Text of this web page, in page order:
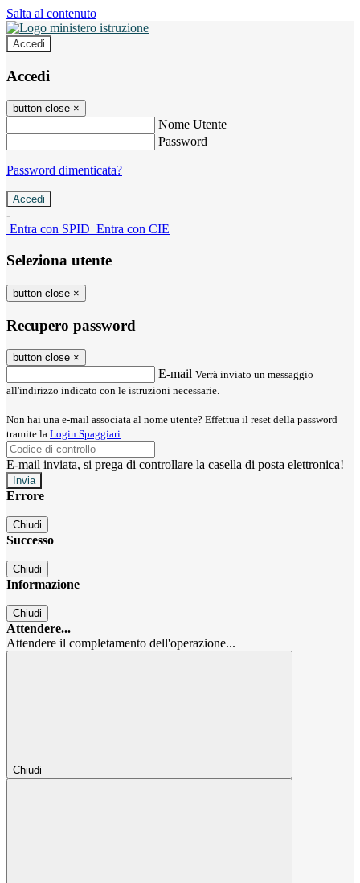
Salta al contenuto
Accedi
Accedi
button close ×
Nome Utente
Password
Password dimenticata?
-
Entra con SPID Entra con CIE
Seleziona utente
button close ×
Recupero password
button close ×
E-mail Verrà inviato un messaggio
all'indirizzo indicato con le istruzioni necessarie.
Non hai una e-mail associata al nome utente? Effettua il reset della password
tramite la Login Spaggiari
E-mail inviata, si prega di controllare la casella di posta elettronica!
Errore
Chiudi
Successo
Chiudi
Informazione
Chiudi
Attendere...
Attendere il completamento dell'operazione...
Chiudi